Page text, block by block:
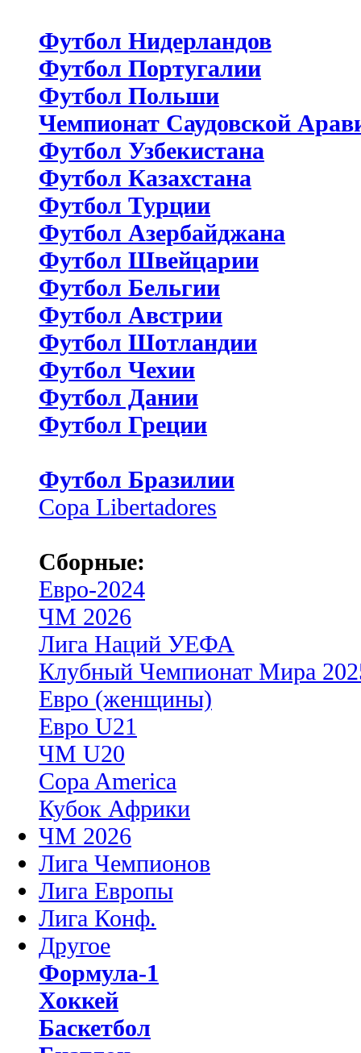
Футбол Нидерландов
Футбол Португалии
Футбол Польши
Чемпионат Саудовской
Футбол Узбекистана
Футбол Казахстана
Футбол Турции
Футбол Азербайджана
Футбол Швейцарии
Футбол Бельгии
Футбол Австрии
Футбол Шотландии
Футбол Чехии
Футбол Дании
Футбол Греции
Футбол Бразилии
Copa Libertadores
Сборные:
Евро-2024
ЧМ 2026
Лига Наций УЕФА
Клубный Чемпионат Мира
Евро (женщины)
Евро U21
ЧМ U20
Copa America
Кубок Африки
ЧМ 2026
Лига Чемпионов
Лига Европы
Лига Конф.
Другое
Формула-1
Хоккей
Баскетбол